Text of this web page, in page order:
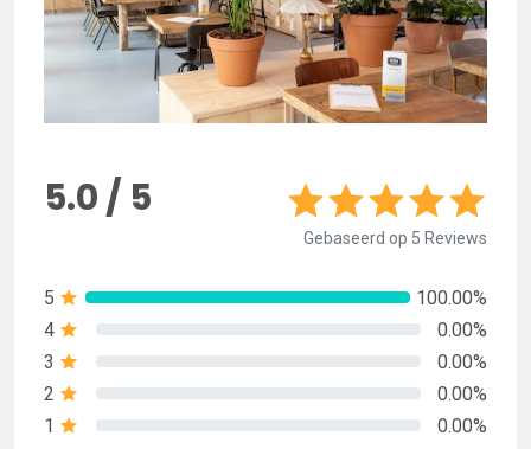
5.0 / 5
Gebaseerd op 5 Reviews
5
100.00%
4
0.00%
3
0.00%
2
0.00%
1
0.00%